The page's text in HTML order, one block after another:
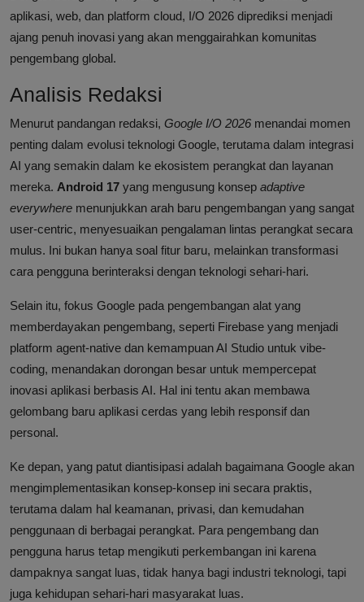
aplikasi, web, dan platform cloud, I/O 2026 diprediksi menjadi
ajang penuh inovasi yang akan menggairahkan komunitas
pengembang global.
Analisis Redaksi
Menurut pandangan redaksi, Google I/O 2026 menandai momen
penting dalam evolusi teknologi Google, terutama dalam integrasi
AI yang semakin dalam ke ekosistem perangkat dan layanan
mereka. Android 17 yang mengusung konsep adaptive
everywhere menunjukkan arah baru pengembangan yang sangat
user-centric, menyesuaikan pengalaman lintas perangkat secara
mulus. Ini bukan hanya soal fitur baru, melainkan transformasi
cara pengguna berinteraksi dengan teknologi sehari-hari.
Selain itu, fokus Google pada pengembangan alat yang
memberdayakan pengembang, seperti Firebase yang menjadi
platform agent-native dan kemampuan AI Studio untuk vibe-
coding, menandakan dorongan besar untuk mempercepat
inovasi aplikasi berbasis AI. Hal ini tentu akan membawa
gelombang baru aplikasi cerdas yang lebih responsif dan
personal.
Ke depan, yang patut diantisipasi adalah bagaimana Google akan
mengimplementasikan konsep-konsep ini secara praktis,
terutama dalam hal keamanan, privasi, dan kemudahan
penggunaan di berbagai perangkat. Para pengembang dan
pengguna harus tetap mengikuti perkembangan ini karena
dampaknya sangat luas, tidak hanya bagi industri teknologi, tapi
juga kehidupan sehari-hari masyarakat luas.